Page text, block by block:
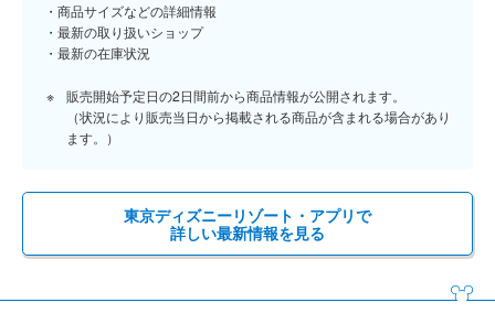
商品サイズなどの詳細情報
最新の取り扱いショップ
最新の在庫状況
販売開始予定日の2日間前から商品情報が公開されます。
（状況により販売当日から掲載される商品が含まれる場合があり
ます。）
東京ディズニーリゾート・アプリで
詳しい最新情報を見る